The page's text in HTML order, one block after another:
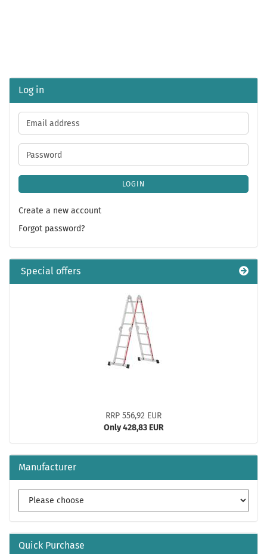
Log in
Email
address
Password
LOGIN
Create a new account
Forgot password?
Special offers
RRP 556,92 EUR
Only 428,83 EUR
Manufacturer
Quick Purchase